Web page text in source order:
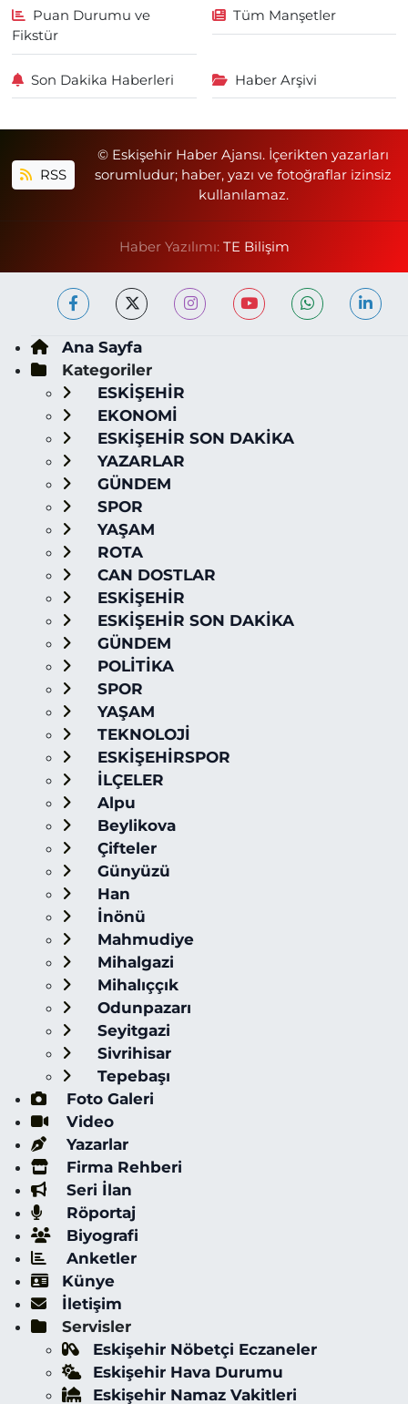
Puan Durumu ve
Fikstür
Tüm Manşetler
Son Dakika Haberleri Haber Arşivi
RSS
© Eskişehir Haber Ajansı. İçerikten yazarları
sorumludur; haber, yazı ve fotoğraflar izinsiz
kullanılamaz.
Haber Yazılımı: TE Bilişim
Ana Sayfa
Kategoriler
ESKİŞEHİR
EKONOMİ
ESKİŞEHİR SON DAKİKA
YAZARLAR
GÜNDEM
SPOR
YAŞAM
ROTA
CAN DOSTLAR
ESKİŞEHİR
ESKİŞEHİR SON DAKİKA
GÜNDEM
POLİTİKA
SPOR
YAŞAM
TEKNOLOJİ
ESKİŞEHİRSPOR
İLÇELER
Alpu
Beylikova
Çifteler
Günyüzü
Han
İnönü
Mahmudiye
Mihalgazi
Mihalıççık
Odunpazarı
Seyitgazi
Sivrihisar
Tepebaşı
Foto Galeri
Video
Yazarlar
Firma Rehberi
Seri İlan
Röportaj
Biyografi
Anketler
Künye
İletişim
Servisler
Eskişehir Nöbetçi Eczaneler
Eskişehir Hava Durumu
Eskişehir Namaz Vakitleri